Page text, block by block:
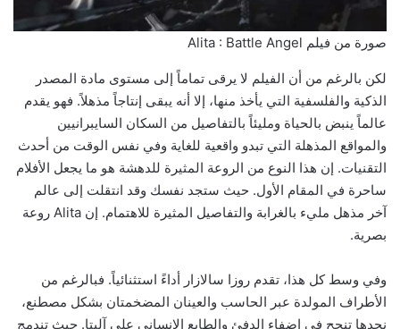
صورة من فيلم Alita : Battle Angel
لكن بالرغم من أن الفيلم لا يرقى تماماً إلى مستوى مادة المصدر
الذكية والفلسفية التي يأخذ منها، إلا أنه يبقى إنتاجاً مذهلاً. فهو يقدم
عالماً ينبض بالحياة ومليئاً بالتفاصيل من السكان السايبرانيين
والمواقع المذهلة التي تبدو واقعية للغاية وفي نفس الوقت من أحدث
التقنيات. إن هذا النوع من الروعة المثيرة للدهشة هو ما يجعل الأفلام
ساحرة في المقام الأول. حيث ستجد نفسك وقد انتقلت إلى عالم
آخر مذهل مليء بالغرابة والتفاصيل المثيرة للاهتمام. إن Alita روعة
بصرية.
وفي وسط كل هذا، تقدم روزا سالازار أداءً استثنائياً. فبالرغم من
الأطراف المولدة عبر الحاسب والعينان المضخمتان بشكل مصطنع،
نجدها تنجح في إضفاء الدفئ والطابع الإنساني على آليتا. حيث تندمج